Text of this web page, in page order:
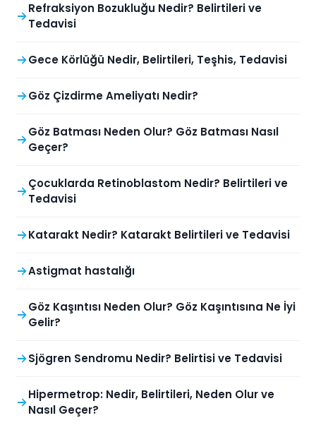
Refraksiyon Bozukluğu Nedir? Belirtileri ve
Tedavisi
Gece Körlüğü Nedir, Belirtileri, Teşhis, Tedavisi
Göz Çizdirme Ameliyatı Nedir?
Göz Batması Neden Olur? Göz Batması Nasıl
Geçer?
Çocuklarda Retinoblastom Nedir? Belirtileri ve
Tedavisi
Katarakt Nedir? Katarakt Belirtileri ve Tedavisi
Astigmat hastalığı
Göz Kaşıntısı Neden Olur? Göz Kaşıntısına Ne İyi
Gelir?
Sjögren Sendromu Nedir? Belirtisi ve Tedavisi
Hipermetrop: Nedir, Belirtileri, Neden Olur ve
Nasıl Geçer?